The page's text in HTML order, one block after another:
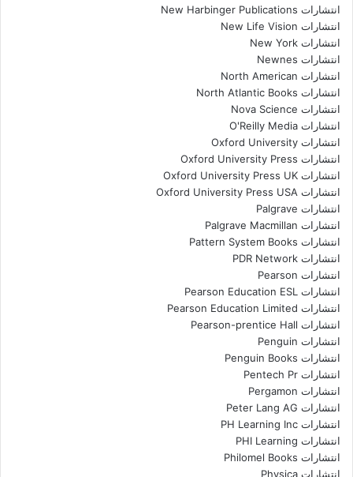
انتشارات New Harbinger Publications
انتشارات New Life Vision
انتشارات New York
انتشارات Newnes
انتشارات North American
انتشارات North Atlantic Books
انتشارات Nova Science
انتشارات O'Reilly Media
انتشارات Oxford University
انتشارات Oxford University Press
انتشارات Oxford University Press UK
انتشارات Oxford University Press USA
انتشارات Palgrave
انتشارات Palgrave Macmillan
انتشارات Pattern System Books
انتشارات PDR Network
انتشارات Pearson
انتشارات Pearson Education ESL
انتشارات Pearson Education Limited
انتشارات Pearson-prentice Hall
انتشارات Penguin
انتشارات Penguin Books
انتشارات Pentech Pr
انتشارات Pergamon
انتشارات Peter Lang AG
انتشارات PH Learning Inc
انتشارات PHI Learning
انتشارات Philomel Books
انتشارات Physica